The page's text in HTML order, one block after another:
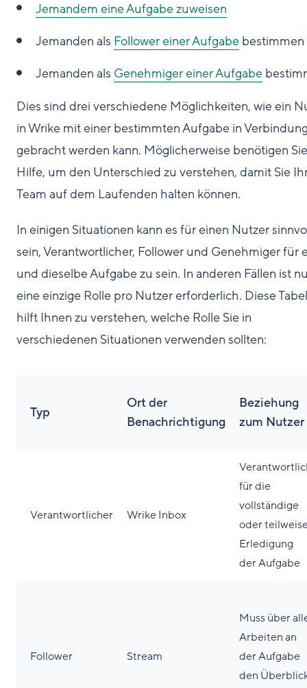
Jemandem eine Aufgabe zuweisen
Jemanden als Follower einer Aufgabe bestimmen
Jemanden als Genehmiger einer Aufgabe
Dies sind drei verschiedene Möglichkeiten, wie ein
in Wrike mit einer bestimmten Aufgabe in
gebracht werden kann. Möglicherweise benötigen Sie
Hilfe, um den Unterschied zu verstehen, damit Sie
Team auf dem Laufenden halten können.
In einigen Situationen kann es für einen Nutzer
sein, Verantwortlicher, Follower und Genehmiger für
und dieselbe Aufgabe zu sein. In anderen Fällen ist
eine einzige Rolle pro Nutzer erforderlich. Diese
hilft Ihnen zu verstehen, welche Rolle Sie in
verschiedenen Situationen verwenden sollten:
Typ
Ort der
Benachrichtigung
Beziehung
zum Nutzer
Verantwortlicher Wrike Inbox
für die
vollständige
oder
Erledigung
der Aufgabe
Follower Stream
Muss über
Arbeiten an
der Aufgabe
den